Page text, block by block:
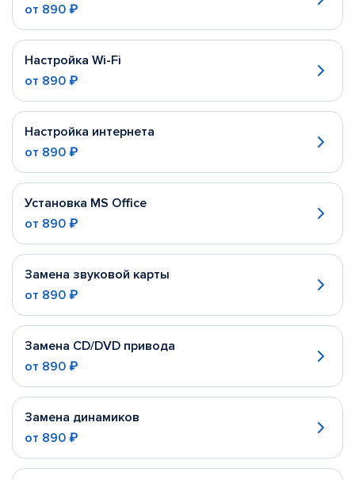
от 890 ₽
Настройка Wi-Fi
от 890 ₽
Настройка интернета
от 890 ₽
Установка MS Office
от 890 ₽
Замена звуковой карты
от 890 ₽
Замена CD/DVD привода
от 890 ₽
Замена динамиков
от 890 ₽